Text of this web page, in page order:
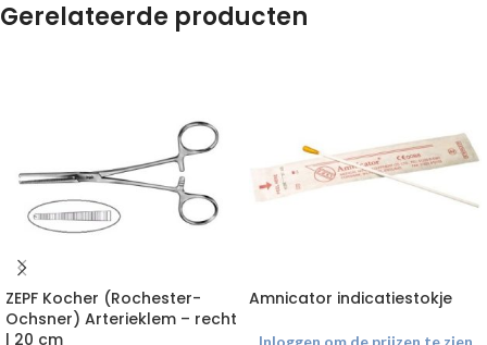
Gerelateerde producten
ZEPF Kocher (Rochester-
Ochsner) Arterieklem – recht
| 20 cm
Amnicator indicatiestokje
Inloggen om de prijzen te zien